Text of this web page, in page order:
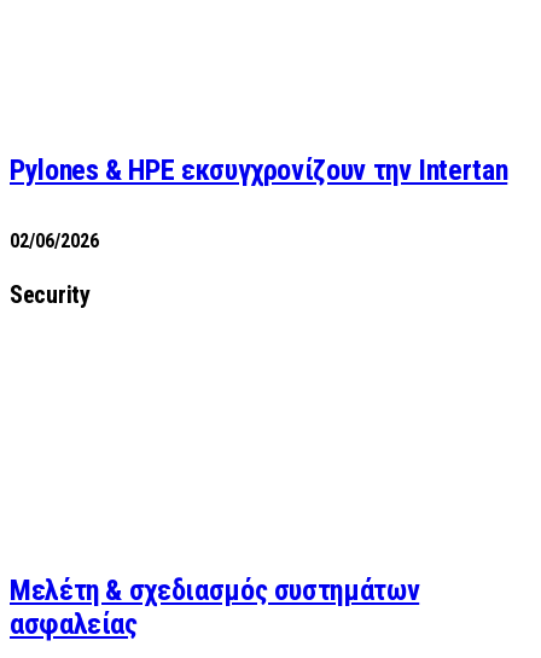
Pylones & HPE εκσυγχρονίζουν την Intertan
02/06/2026
Security
Μελέτη & σχεδιασμός συστημάτων
ασφαλείας